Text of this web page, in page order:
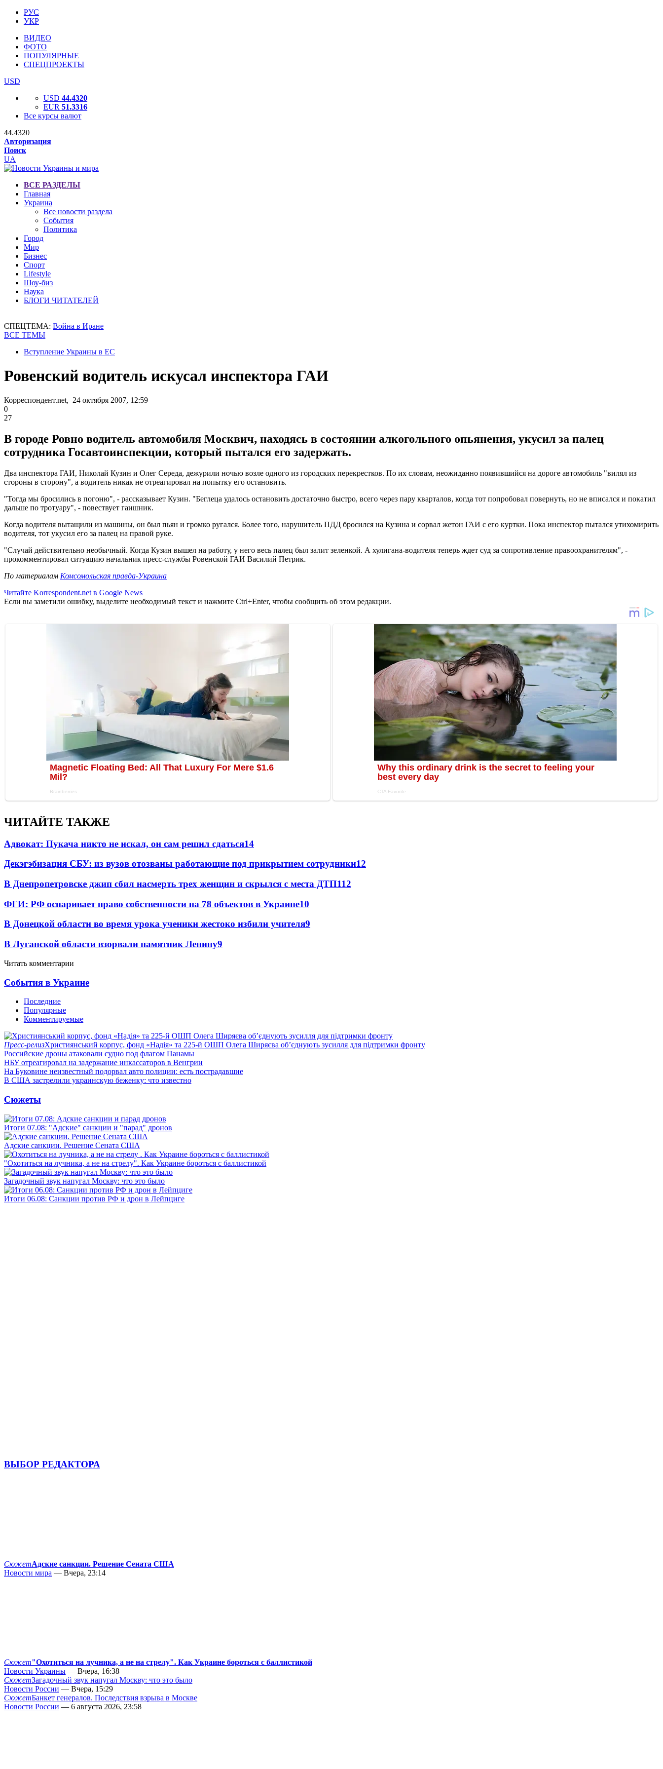
РУС
УКР
ВИДЕО
ФОТО
ПОПУЛЯРНЫЕ
СПЕЦПРОЕКТЫ
USD
USD 44.4320
EUR 51.3316
Все курсы валют
44.4320
Авторизация
Поиск
UA
ВСЕ РАЗДЕЛЫ
Главная
Украина
Все новости раздела
События
Политика
Город
Мир
Бизнес
Спорт
Lifestyle
Шоу-биз
Наука
БЛОГИ ЧИТАТЕЛЕЙ
СПЕЦТЕМА: Война в Иране
ВСЕ ТЕМЫ
Вступление Украины в ЕС
Ровенский водитель искусал инспектора ГАИ
Корреспондент.net, 24 октября 2007, 12:59
0
27
В городе Ровно водитель автомобиля Москвич, находясь в состоянии алкогольного опьянения, укусил за палец
сотрудника Госавтоинспекции, который пытался его задержать.
Два инспектора ГАИ, Николай Кузин и Олег Середа, дежурили ночью возле одного из городских перекрестков. По их словам, неожиданно появившийся на дороге автомобиль "вилял из
стороны в сторону", а водитель никак не отреагировал на попытку его остановить.
"Тогда мы бросились в погоню", - рассказывает Кузин. "Беглеца удалось остановить достаточно быстро, всего через пару кварталов, когда тот попробовал повернуть, но не вписался и покатил
дальше по тротуару", - повествует гаишник.
Когда водителя вытащили из машины, он был пьян и громко ругался. Более того, нарушитель ПДД бросился на Кузина и сорвал жетон ГАИ с его куртки. Пока инспектор пытался утихомирить
водителя, тот укусил его за палец на правой руке.
"Случай действительно необычный. Когда Кузин вышел на работу, у него весь палец был залит зеленкой. А хулигана-водителя теперь ждет суд за сопротивление правоохранителям", -
прокомментировал ситуацию начальник пресс-службы Ровенской ГАИ Василий Петрик.
По материалам Комсомольская правда-Украина
Читайте Korrespondent.net в Google News
Если вы заметили ошибку, выделите необходимый текст и нажмите Ctrl+Enter, чтобы сообщить об этом редакции.
ЧИТАЙТЕ ТАКЖЕ
Адвокат: Пукача никто не искал, он сам решил сдаться14
Декэгэбизация СБУ: из вузов отозваны работающие под прикрытием сотрудники12
В Днепропетровске джип сбил насмерть трех женщин и скрылся с места ДТП112
ФГИ: РФ оспаривает право собственности на 78 объектов в Украине10
В Донецкой области во время урока ученики жестоко избили учителя9
В Луганской области взорвали памятник Ленину9
Читать комментарии
События в Украине
Последние
Популярные
Комментируемые
Пресс-релизХристиянський корпус, фонд «Надія» та 225-й ОШП Олега Ширяєва об’єднують зусилля для підтримки фронту
Российские дроны атаковали судно под флагом Панамы
НБУ отреагировал на задержание инкассаторов в Венгрии
На Буковине неизвестный подорвал авто полиции: есть пострадавшие
В США застрелили украинскую беженку: что известно
Сюжеты
Итоги 07.08: "Адские" санкции и "парад" дронов
Адские санкции. Решение Сената США
"Охотиться на лучника, а не на стрелу". Как Украине бороться с баллистикой
Загадочный звук напугал Москву: что это было
Итоги 06.08: Санкции против РФ и дрон в Лейпциге
ВЫБОР РЕДАКТОРА
СюжетАдские санкции. Решение Сената США
Новости мира — Вчера, 23:14
Сюжет"Охотиться на лучника, а не на стрелу". Как Украине бороться с баллистикой
Новости Украины — Вчера, 16:38
СюжетЗагадочный звук напугал Москву: что это было
Новости России — Вчера, 15:29
СюжетБанкет генералов. Последствия взрыва в Москве
Новости России — 6 августа 2026, 23:58